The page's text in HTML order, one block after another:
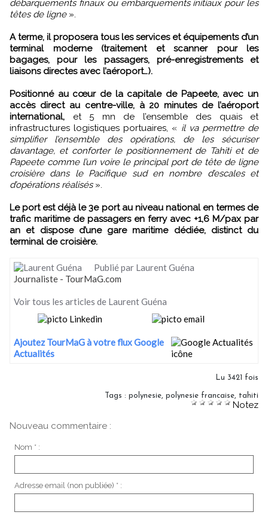
débarquements finaux ou embarquements initiaux pour les
têtes de ligne ».
A terme, il proposera tous les services et équipements d’un
terminal moderne (traitement et scanner pour les
bagages, pour les passagers, pré-enregistrements et
liaisons directes avec l’aéroport…).
Positionné au cœur de la capitale de Papeete, avec un
accès direct au centre-ville, à 20 minutes de l’aéroport
international, et 5 mn de l’ensemble des quais et
infrastructures logistiques portuaires, « il va permettre de
simplifier l’ensemble des opérations, de les sécuriser
davantage, et conforter le positionnement de Tahiti et de
Papeete comme l’un voire le principal port de tête de ligne
croisière dans le Pacifique sud en nombre d’escales et
d’opérations réalisés».
Le port est déjà le 3e port au niveau national en termes de
trafic maritime de passagers en ferry avec +1,6 M/pax par
an et dispose d’une gare maritime dédiée, distinct du
terminal de croisière.
Publié par Laurent Guéna
Journaliste - TourMaG.com
Voir tous les articles de Laurent Guéna
Ajoutez TourMaG à votre flux Google
Actualités
Lu 3421 fois
Tags : polynesie, polynesie francaise, tahiti
Notez
Nouveau commentaire :
Nom * :
Adresse email (non publiée) * :